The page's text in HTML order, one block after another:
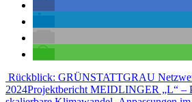
Beitragsnavigation
Rückblick: GRÜNSTATTGRAU
2024Projektbericht MEIDLINGER „L“ –